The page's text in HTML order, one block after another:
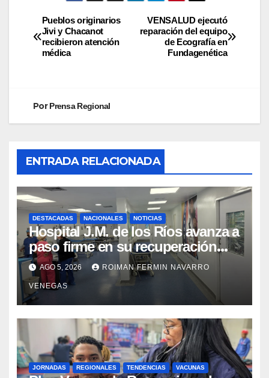
VENSALUD ejecutó
reparación del equipo
de Ecografía en
Fundagenética
Pueblos originarios
Jivi y Chacanot
recibieron atención
médica
PorPrensa Regional
ENTRADA RELACIONADA
DESTACADAS NACIONALES NOTICIAS
Hospital J.M. de los Ríos avanza a
paso firme en su recuperación
tras los recientes eventos
sísmicos
AGO 5, 2026 ROIMAN FERMIN NAVARRO
VENEGAS
JORNADAS REGIONALES TENDENCIAS VACUNAS